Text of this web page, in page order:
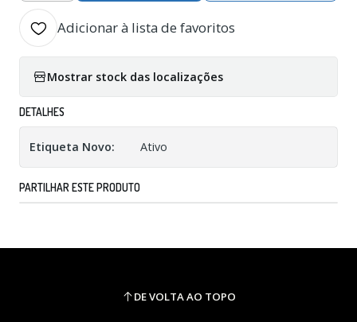
Adicionar à lista de favoritos
Mostrar stock das localizações
DETALHES
Etiqueta Novo: Ativo
PARTILHAR ESTE PRODUTO
DE VOLTA AO TOPO